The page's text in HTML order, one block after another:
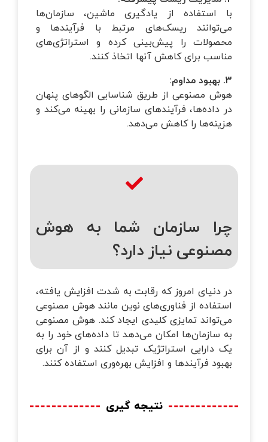
با استفاده از یادگیری ماشین، سازمان‌ها
می‌توانند ریسک‌های مرتبط با فرآیندها و
محصولات را پیش‌بینی کرده و استراتژی‌های
مناسب برای کاهش آنها اتخاذ کنند.
3. بهبود مداوم
:
هوش مصنوعی از طریق شناسایی الگوهای پنهان
در داده‌ها، فرآیندهای سازمانی را بهینه می‌کند و
هزینه‌ها را کاهش می‌دهد.
چرا سازمان شما به هوش
مصنوعی نیاز دارد؟
در دنیای امروز که رقابت به شدت افزایش یافته،
استفاده از فناوری‌های نوین مانند هوش مصنوعی
می‌تواند تمایزی کلیدی ایجاد کند. هوش مصنوعی
به سازمان‌ها امکان می‌دهد تا داده‌های خود را به
یک دارایی استراتژیک تبدیل کنند و از آن برای
بهبود فرآیندها و افزایش بهره‌وری استفاده کنند.
نتیجه گیری